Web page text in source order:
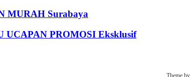
MURAH Surabaya
PROMOSI Eksklusif
Theme by